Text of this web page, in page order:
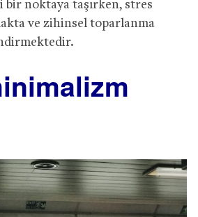
noktaya taşırken, stres
ve zihinsel toparlanma